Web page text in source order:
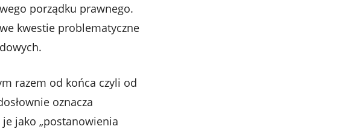
porządku prawnego.
kwestie problematyczne
razem od końca czyli od
oznacza
jako „postanowienia